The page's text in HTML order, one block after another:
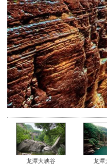
龙潭大峡谷 龙潭